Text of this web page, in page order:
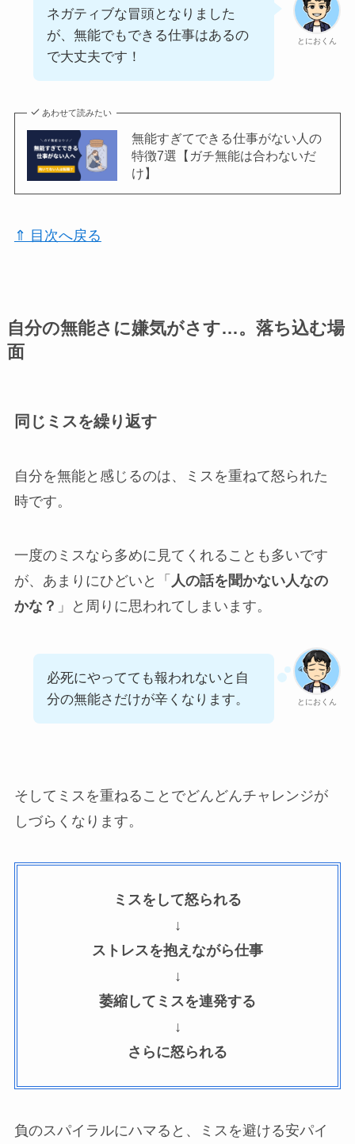
とにおくん
ネガティブな冒頭となりました
が、無能でもできる仕事はあるの
で大丈夫です！
あわせて読みたい
無能すぎてできる仕事がない人の
特徴7選【ガチ無能は合わないだ
け】
⇑ 目次へ戻る
自分の無能さに嫌気がさす…。落ち込む場
面
同じミスを繰り返す
自分を無能と感じるのは、ミスを重ねて怒られた
時です。
一度のミスなら多めに見てくれることも多いです
が、あまりにひどいと「 人の話を聞かない人なの
かな？ 」と周りに思われてしまいます。
とにおくん
必死にやってても報われないと自
分の無能さだけが辛くなります。
そしてミスを重ねることでどんどんチャレンジが
しづらくなります。
ミスをして怒られる
↓
ストレスを抱えながら仕事
↓
萎縮してミスを連発する
↓
さらに怒られる
負のスパイラルにハマると、ミスを避ける安パイ